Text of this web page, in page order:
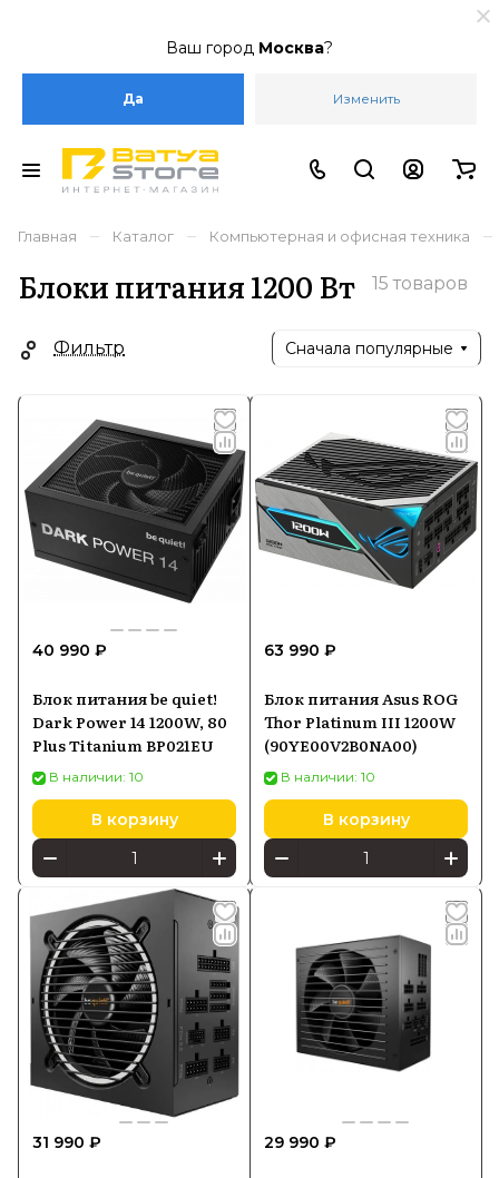
Ваш город Москва?
Да Изменить
Главная – Каталог – Компьютерная и офисная техника –
Блоки питания 1200 Вт 15 товаров
Фильтр Сначала популярные
40 990 ₽
Блок питания be quiet!
Dark Power 14 1200W, 80
Plus Titanium BP021EU
В наличии: 10
В корзину
63 990 ₽
Блок питания Asus ROG
Thor Platinum III 1200W
(90YE00V2B0NA00)
В наличии: 10
В корзину
31 990 ₽ 29 990 ₽